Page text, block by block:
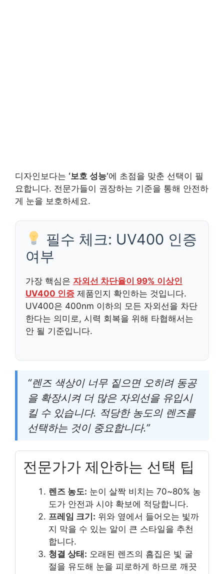
디자인보다는 ‘보호 성능’에 초점을 맞춘 선택이 필
요합니다. 전문가들이 권장하는 기준을 통해 안전하
게 눈을 보호하세요.
필수 체크: UV400 인증
여부
가장 핵심은 자외선 차단율이 99% 이상인
UV400 인증 제품인지 확인하는 것입니다.
UV400은 400nm 이하의 모든 자외선을 차단
한다는 의미로, 시력 회복을 위해 타협해서는
안 될 기준입니다.
“렌즈 색상이 너무 짙으면 오히려 동공
을 확장시켜 더 많은 자외선을 유입시
킬 수 있습니다. 적당한 농도의 렌즈를
선택하는 것이 중요합니다.”
전문가가 제안하는 선택 팁
렌즈 농도: 눈이 살짝 비치는 70~80% 농
도가 안전과 시야 확보에 적당합니다.
프레임 크기: 위와 옆에서 들어오는 빛까
지 막을 수 있는 알이 큰 스타일을 추천
합니다.
청결 상태: 오래된 렌즈의 흠집은 빛 굴
절을 유도해 눈을 피로하게 하므로 깨끗